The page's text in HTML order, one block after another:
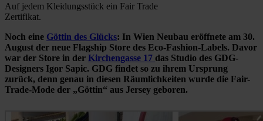
Auf jedem Kleidungsstück ein Fair Trade
Zertifikat.
Noch eine Göttin des Glücks: In Wien Neubau eröffnete am 30.
August der neue Flagship Store des Eco-Fashion-Labels. Davor
war der Store in der Kirchengasse 17 das Studio des GDG-
Designers Igor Sapic. GDG findet so zu ihrem Ursprung
zurück, denn genau in diesen Räumlichkeiten wurde die Fair-
Trade-Mode der „Göttin“ aus Jersey geboren.